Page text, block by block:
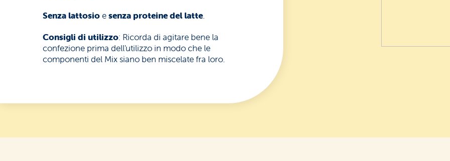
Dolci
e ricorrenze
senza lattosio integrale
Senza lattosioesenza proteine del latte.
Consigli di utilizzo: Ricorda di agitare bene la
confezione prima dell'utilizzo in modo che le
componenti del Mix siano ben miscelate fra loro.